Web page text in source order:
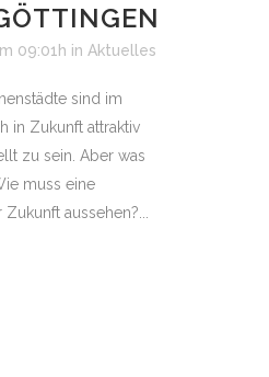
09:01h in Aktuelles
sind im
in Zukunft attraktiv
zu sein. Aber was
muss eine
aussehen?...